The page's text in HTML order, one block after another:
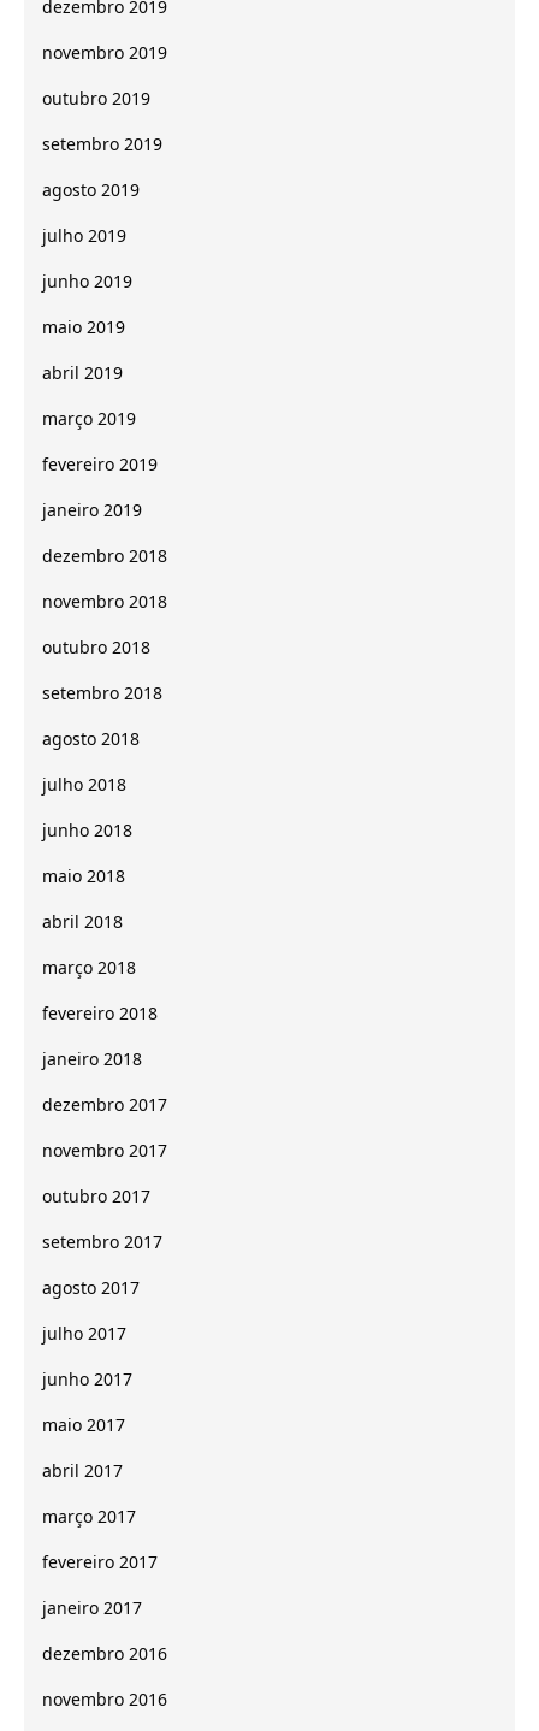
dezembro 2019
novembro 2019
outubro 2019
setembro 2019
agosto 2019
julho 2019
junho 2019
maio 2019
abril 2019
março 2019
fevereiro 2019
janeiro 2019
dezembro 2018
novembro 2018
outubro 2018
setembro 2018
agosto 2018
julho 2018
junho 2018
maio 2018
abril 2018
março 2018
fevereiro 2018
janeiro 2018
dezembro 2017
novembro 2017
outubro 2017
setembro 2017
agosto 2017
julho 2017
junho 2017
maio 2017
abril 2017
março 2017
fevereiro 2017
janeiro 2017
dezembro 2016
novembro 2016